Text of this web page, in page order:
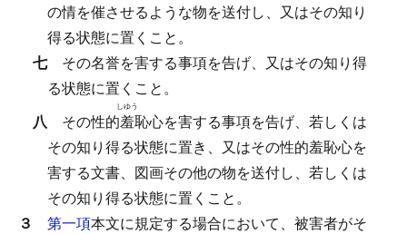
の情を催させるような物を送付し、又はその知り
得る状態に置くこと。
七 その名誉を害する事項を告げ、又はその知り得
る状態に置くこと。
八 その性的羞
しゆう
恥心を害する事項を告げ、若しくは
その知り得る状態に置き、又はその性的羞恥心を
害する文書、図画その他の物を送付し、若しくは
その知り得る状態に置くこと。
３ 第一項本文に規定する場合において、被害者がそ